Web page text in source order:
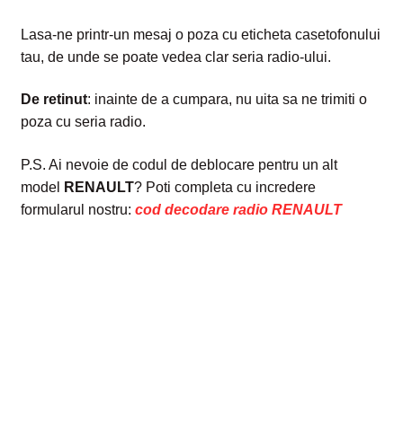
Lasa-ne printr-un mesaj o poza cu eticheta casetofonului
tau, de unde se poate vedea clar seria radio-ului.
De retinut: inainte de a cumpara, nu uita sa ne trimiti o
poza cu seria radio.
P.S. Ai nevoie de codul de deblocare pentru un alt
model
RENAULT? Poti completa cu incredere
formularul nostru: cod decodare radio RENAULT